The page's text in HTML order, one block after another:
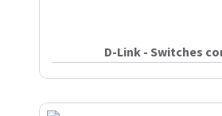
D-Link - Switches